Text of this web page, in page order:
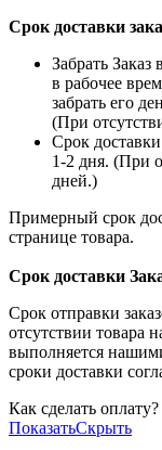
Срок доставки
Забрать
в рабочее
забрать его
(При
Срок
1-2 дня. (При
дней.)
Примерный срок
странице товара.
Срок доставки
Срок отправки
отсутствии товара
выполняется
сроки доставки
Как сделать оплату?
ПоказатьСкрыть